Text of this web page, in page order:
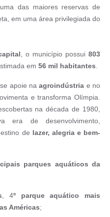
uma das maiores reservas de
em uma área privilegiada do
, o município possui 803
em 56 mil habitantes
apoie naagroindústria e no
e transforma Olímpia.
na década de 1980,
era de desenvolvimento,
de lazer, alegria e bem-
parques aquáticos da
, 4º parque aquático mais
Américas;